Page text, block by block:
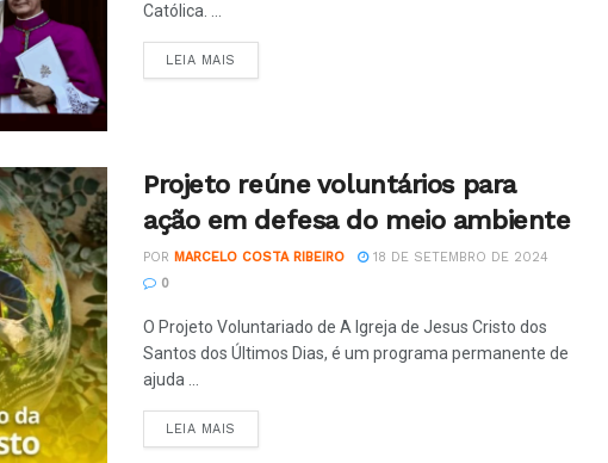
Católica. ...
LEIA MAIS
Projeto reúne voluntários para
ação em defesa do meio ambiente
POR MARCELO COSTA RIBEIRO
18 DE SETEMBRO DE 2024
0
O Projeto Voluntariado de A Igreja de Jesus Cristo dos
Santos dos Últimos Dias, é um programa permanente de
ajuda ...
LEIA MAIS